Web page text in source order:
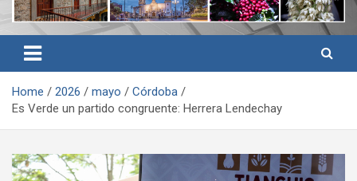
Home 2026 mayo
Córdoba
Es Verde un partido congruente: Herrera Lendechay